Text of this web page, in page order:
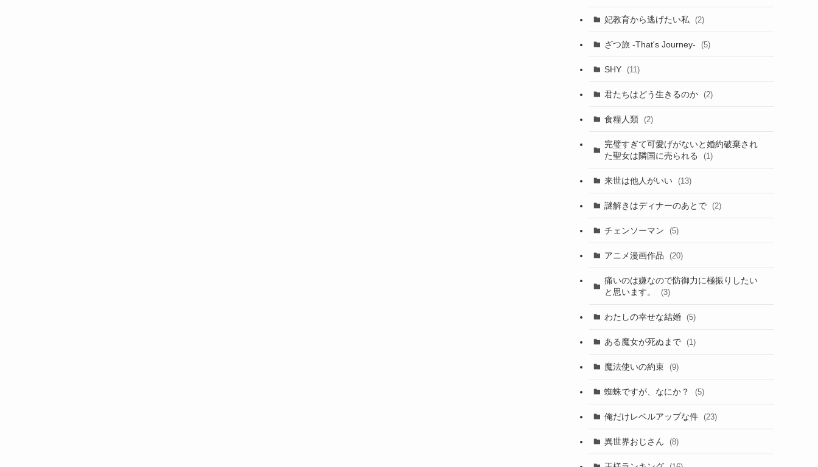
妃教育から逃げたい私 (2)
ざつ旅 -That's Journey- (5)
SHY (11)
君たちはどう生きるのか (2)
食糧人類 (2)
完璧すぎて可愛げがないと婚約破棄され
た聖女は隣国に売られる
(1)
来世は他人がいい (13)
謎解きはディナーのあとで (2)
チェンソーマン (5)
アニメ漫画作品 (20)
痛いのは嫌なので防御力に極振りしたい
と思います。
(3)
わたしの幸せな結婚 (5)
ある魔女が死ぬまで (1)
魔法使いの約束 (9)
蜘蛛ですが、なにか？ (5)
俺だけレベルアップな件 (23)
異世界おじさん (8)